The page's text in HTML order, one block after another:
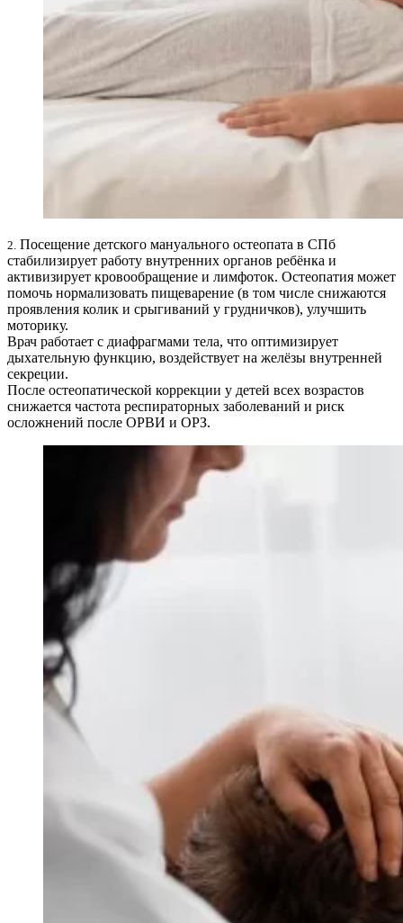
2. Посещение детского мануального остеопата в СПб
стабилизирует работу внутренних органов ребёнка и
активизирует кровообращение и лимфоток. Остеопатия может
помочь нормализовать пищеварение (в том числе снижаются
проявления колик и срыгиваний у грудничков), улучшить
моторику.
Врач работает с диафрагмами тела, что оптимизирует
дыхательную функцию, воздействует на желёзы внутренней
секреции.
После остеопатической коррекции у детей всех возрастов
снижается частота респираторных заболеваний и риск
осложнений после ОРВИ и ОРЗ.